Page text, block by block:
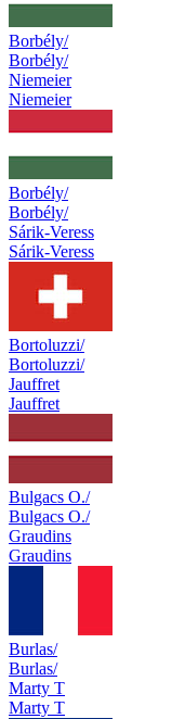
Borbély/
Borbély/
Niemeier
Niemeier
Borbély/
Borbély/
Sárik-Veress
Sárik-Veress
Bortoluzzi/
Bortoluzzi/
Jauffret
Jauffret
Bulgacs O./
Bulgacs O./
Graudins
Graudins
Burlas/
Burlas/
Marty T
Marty T